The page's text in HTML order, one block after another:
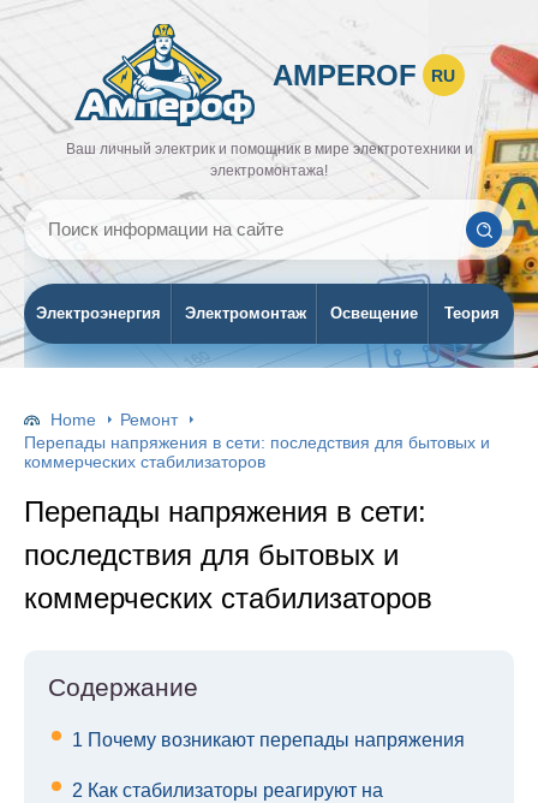
AMPEROF RU
Ваш личный электрик и помощник в мире электротехники и
электромонтажа!
Электроэнергия Электромонтаж Освещение Теория
Home
Ремонт
Перепады напряжения в сети: последствия для бытовых и
коммерческих стабилизаторов
Перепады напряжения в сети:
последствия для бытовых и
коммерческих стабилизаторов
Содержание
1 Почему возникают перепады напряжения
2 Как стабилизаторы реагируют на